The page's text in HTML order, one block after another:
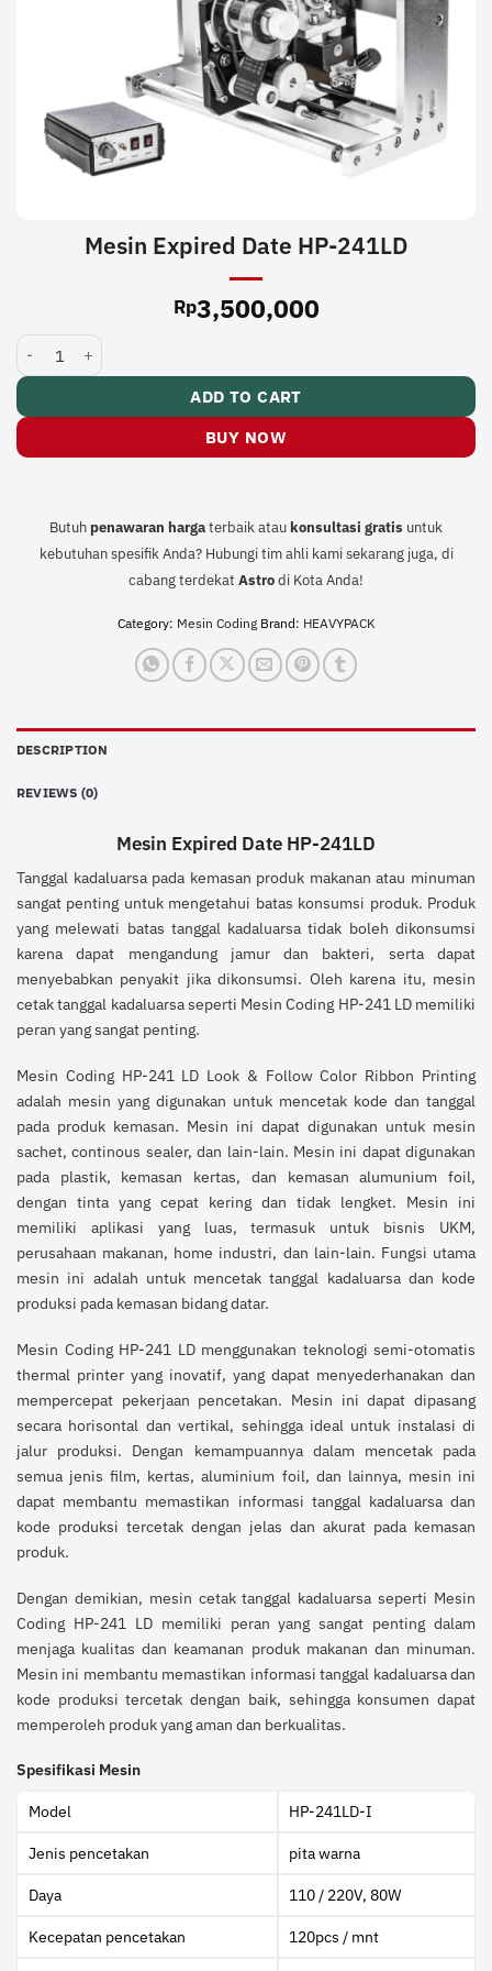
Mesin Expired Date HP-241LD
Rp3,500,000
Mesin Expired Date HP-241LD quantity
ADD TO CART
BUY NOW
Butuh penawaran hargaterbaik atau konsultasi gratis untuk
kebutuhan spesifik Anda? Hubungi tim ahli kami sekarang juga, di
cabang terdekat Astrodi Kota Anda!
Category: Mesin Coding Brand: HEAVYPACK
DESCRIPTION
REVIEWS (0)
Mesin Expired Date HP-241LD
Tanggal kadaluarsa pada kemasan produk makanan atau minuman
sangat penting untuk mengetahui batas konsumsi produk. Produk
yang melewati batas tanggal kadaluarsa tidak boleh dikonsumsi
karena dapat mengandung jamur dan bakteri, serta dapat
menyebabkan penyakit jika dikonsumsi. Oleh karena itu, mesin
cetak tanggal kadaluarsa seperti Mesin Coding HP-241 LD memiliki
peran yang sangat penting.
Mesin Coding HP-241 LD Look & Follow Color Ribbon Printing
adalah mesin yang digunakan untuk mencetak kode dan tanggal
pada produk kemasan. Mesin ini dapat digunakan untuk mesin
sachet, continous sealer, dan lain-lain. Mesin ini dapat digunakan
pada plastik, kemasan kertas, dan kemasan alumunium foil,
dengan tinta yang cepat kering dan tidak lengket. Mesin ini
memiliki aplikasi yang luas, termasuk untuk bisnis UKM,
perusahaan makanan, home industri, dan lain-lain. Fungsi utama
mesin ini adalah untuk mencetak tanggal kadaluarsa dan kode
produksi pada kemasan bidang datar.
Mesin Coding HP-241 LD menggunakan teknologi semi-otomatis
thermal printer yang inovatif, yang dapat menyederhanakan dan
mempercepat pekerjaan pencetakan. Mesin ini dapat dipasang
secara horisontal dan vertikal, sehingga ideal untuk instalasi di
jalur produksi. Dengan kemampuannya dalam mencetak pada
semua jenis film, kertas, aluminium foil, dan lainnya, mesin ini
dapat membantu memastikan informasi tanggal kadaluarsa dan
kode produksi tercetak dengan jelas dan akurat pada kemasan
produk.
Dengan demikian, mesin cetak tanggal kadaluarsa seperti Mesin
Coding HP-241 LD memiliki peran yang sangat penting dalam
menjaga kualitas dan keamanan produk makanan dan minuman.
Mesin ini membantu memastikan informasi tanggal kadaluarsa dan
kode produksi tercetak dengan baik, sehingga konsumen dapat
memperoleh produk yang aman dan berkualitas.
Spesifikasi Mesin
Model HP-241LD-I
Jenis pencetakan pita warna
Daya 110 / 220V, 80W
Kecepatan pencetakan 120pcs / mnt